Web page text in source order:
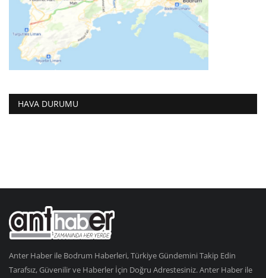
HAVA DURUMU
Anter Haber ile Bodrum Haberleri, Türkiye Gündemini Takip Edin
Tarafsız, Güvenilir ve Haberler İçin Doğru Adrestesiniz. Anter Haber ile